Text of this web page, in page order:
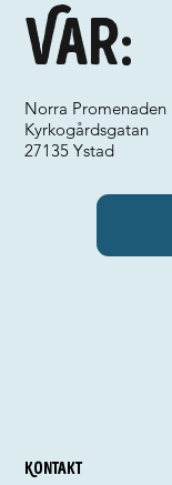
Var:
Norra Promenaden
Kyrkogårdsgatan
27135 Ystad
Kontakt